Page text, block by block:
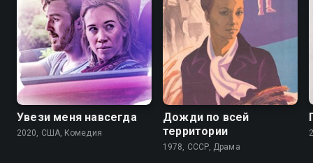
Увези меня навсегда
2020, США, Комедия
Дожди по всей
территории
1978, СССР, Драма